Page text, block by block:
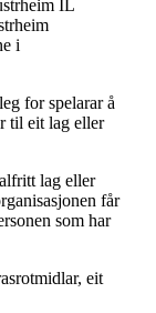
IL
i
for spelarar å
til eit lag eller
lag eller
får
som har
eit